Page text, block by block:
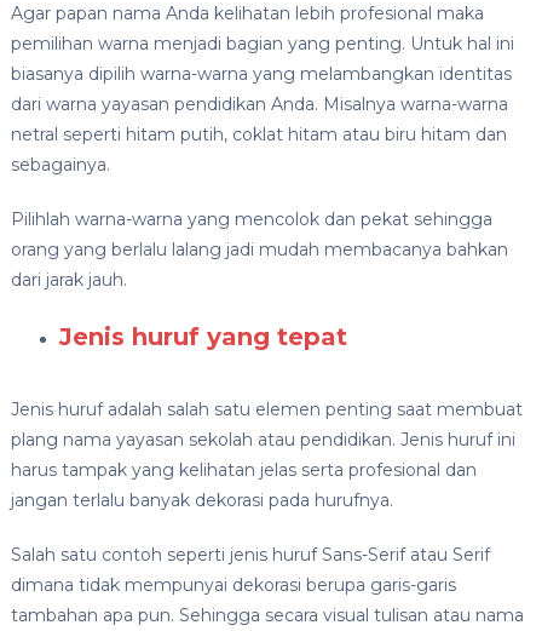
Agar papan nama Anda kelihatan lebih profesional maka
pemilihan warna menjadi bagian yang penting. Untuk hal ini
biasanya dipilih warna-warna yang melambangkan identitas
dari warna yayasan pendidikan Anda. Misalnya warna-warna
netral seperti hitam putih, coklat hitam atau biru hitam dan
sebagainya.
Pilihlah warna-warna yang mencolok dan pekat sehingga
orang yang berlalu lalang jadi mudah membacanya bahkan
dari jarak jauh.
Jenis huruf yang tepat
Jenis huruf adalah salah satu elemen penting saat membuat
plang nama yayasan sekolah atau pendidikan. Jenis huruf ini
harus tampak yang kelihatan jelas serta profesional dan
jangan terlalu banyak dekorasi pada hurufnya.
Salah satu contoh seperti jenis huruf Sans-Serif atau Serif
dimana tidak mempunyai dekorasi berupa garis-garis
tambahan apa pun. Sehingga secara visual tulisan atau nama